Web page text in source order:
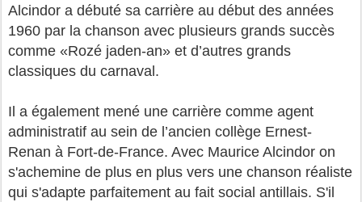
Alcindor a débuté sa carrière au début des années
1960 par la chanson avec plusieurs grands succès
comme «Rozé jaden-an» et d’autres grands
classiques du carnaval.
Il a également mené une carrière comme agent
administratif au sein de l’ancien collège Ernest-
Renan à Fort-de-France. Avec Maurice Alcindor on
s'achemine de plus en plus vers une chanson réaliste
qui s'adapte parfaitement au fait social antillais. S'il